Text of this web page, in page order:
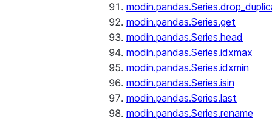
modin.pandas.Series.get
modin.pandas.Series.head
modin.pandas.Series.idxmax
modin.pandas.Series.idxmin
modin.pandas.Series.isin
modin.pandas.Series.last
modin.pandas.Series.rename